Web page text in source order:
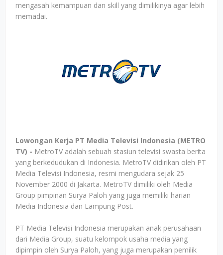
mengasah kemampuan dan skill yang dimilikinya agar lebih
memadai.
Lowongan Kerja PT Media Televisi Indonesia (METRO
TV) - MetroTV adalah sebuah stasiun televisi swasta berita
yang berkedudukan di Indonesia. MetroTV didirikan oleh PT
Media Televisi Indonesia, resmi mengudara sejak 25
November 2000 di Jakarta. MetroTV dimiliki oleh Media
Group pimpinan Surya Paloh yang juga memiliki harian
Media Indonesia dan Lampung Post.
PT Media Televisi Indonesia merupakan anak perusahaan
dari Media Group, suatu kelompok usaha media yang
dipimpin oleh Surya Paloh, yang juga merupakan pemilik